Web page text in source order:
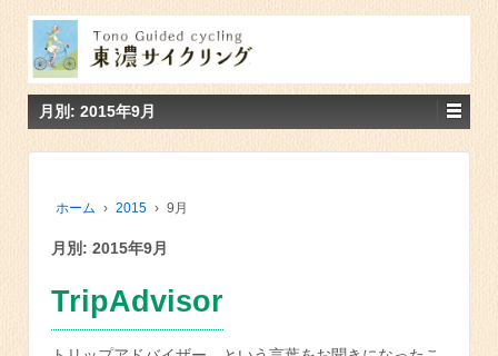
月別: 2015年9月
ホーム › 2015 › 9月
月別: 2015年9月
TripAdvisor